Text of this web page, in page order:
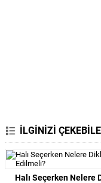
İLGİNİZİ
Halı Seçerken Nelere